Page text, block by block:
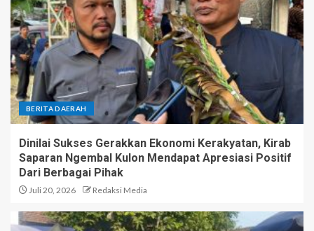
BERITA DAERAH
Dinilai Sukses Gerakkan Ekonomi Kerakyatan, Kirab
Saparan Ngembal Kulon Mendapat Apresiasi Positif
Dari Berbagai Pihak
Juli 20, 2026 Redaksi Media